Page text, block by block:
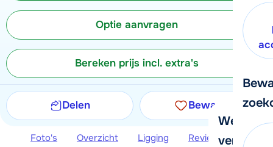
We
verder!
Optie aanvragen
Bereken prijs incl. extra's
Delen Bewaren
Foto's Overzicht Ligging Reviews